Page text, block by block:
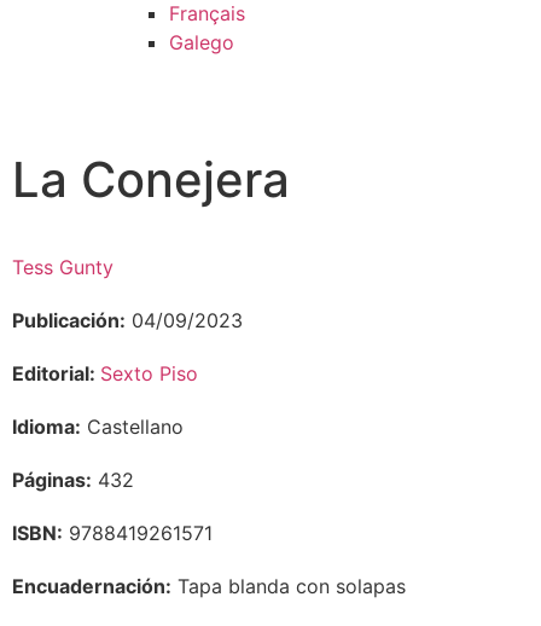
Français
Galego
La Conejera
Tess Gunty
Publicación: 04/09/2023
Editorial: Sexto Piso
Idioma: Castellano
Páginas: 432
ISBN: 9788419261571
Encuadernación: Tapa blanda con solapas